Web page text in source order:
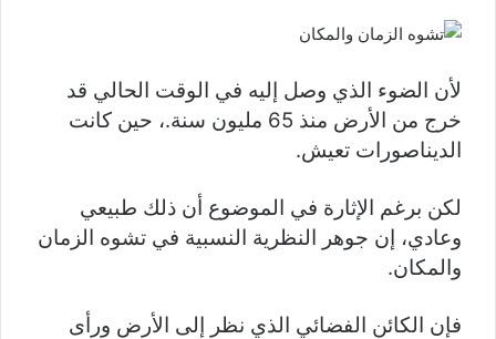
لأن الضوء الذي وصل إليه في الوقت الحالي قد
خرج من الأرض منذ 65 مليون سنة.، حين كانت
الديناصورات تعيش.
لكن برغم الإثارة في الموضوع أن ذلك طبيعي
وعادي، إن جوهر النظرية النسبية في تشوه الزمان
والمكان.
فإن الكائن الفضائي الذي نظر إلى الأرض ورأى